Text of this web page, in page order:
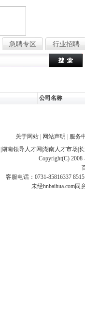
急聘专区 行业招聘
公司名称
关于网站 网站声明
服务
湖南领导人才网 湖南人才市场
Copyright(C) 2008
客服电话：0731-85816337
未经hnbaihua.com